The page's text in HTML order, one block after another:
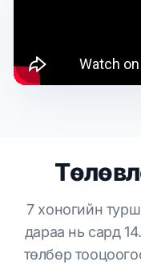
7 хоногийн
дараа нь сард
төлбөр